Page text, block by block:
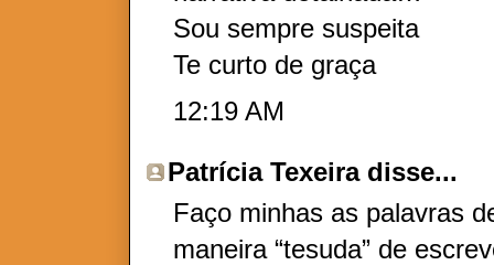
Sou sempre suspeita
Te curto de graça
12:19 AM
Patrícia Texeiradisse...
Faço minhas as palavras
maneira “tesuda” de